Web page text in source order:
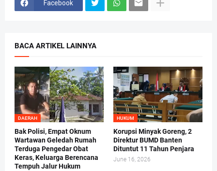
Facebook
BACA ARTIKEL LAINNYA
DAERAH
Bak Polisi, Empat Oknum
Wartawan Geledah Rumah
Terduga Pengedar Obat
Keras, Keluarga Berencana
Tempuh Jalur Hukum
HUKUM
Korupsi Minyak Goreng, 2
Direktur BUMD Banten
Dituntut 11 Tahun Penjara
June 16, 2026